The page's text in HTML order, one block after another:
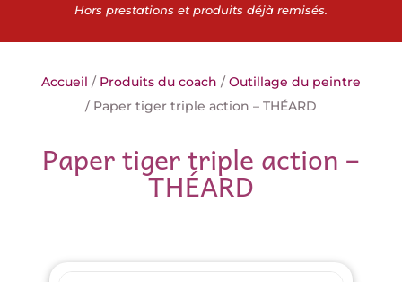
Hors prestations et produits déjà remisés.
Accueil / Produits du coach /Outillage du peintre
/ Paper tiger triple action – THÉARD
Paper tiger triple action –
THÉARD